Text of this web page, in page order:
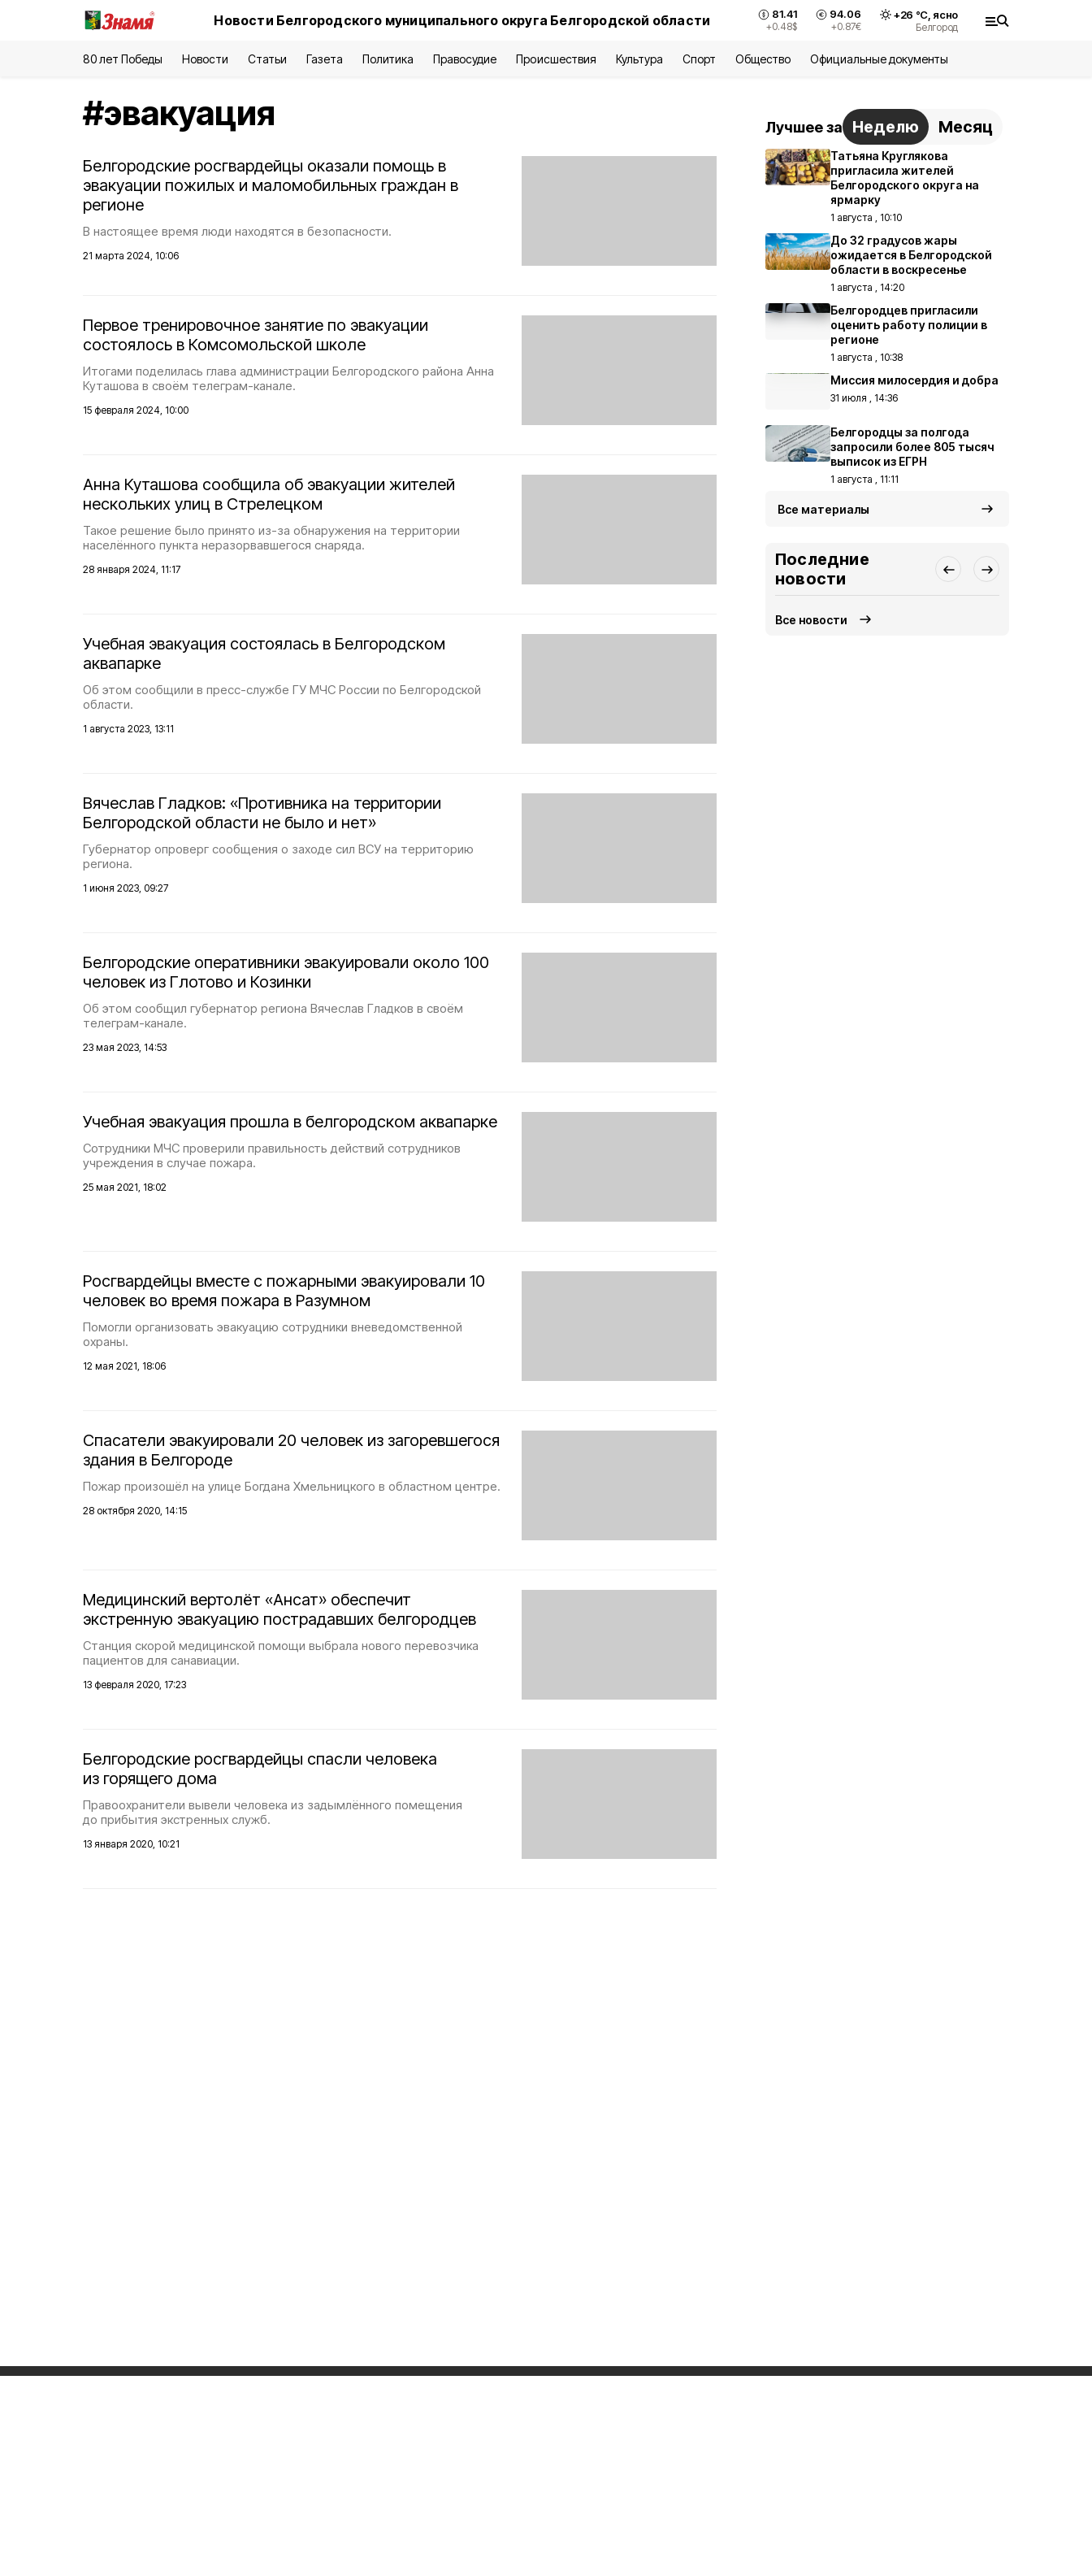
Новости Белгородского муниципального округа Белгородской области 81.41
+0.48$
94.06
+0.87€
+26 °С, ясно
Белгород
80 лет Победы Новости Статьи Газета Политика Правосудие Происшествия Культура Спорт Общество Официальные документы
#эвакуация
Белгородские росгвардейцы оказали помощь в
эвакуации пожилых и маломобильных граждан в
регионе
В настоящее время люди находятся в безопасности.
21 марта 2024, 10:06
Первое тренировочное занятие по эвакуации
состоялось в Комсомольской школе
Итогами поделилась глава администрации Белгородского района Анна
Куташова в своём телеграм-канале.
15 февраля 2024, 10:00
Анна Куташова сообщила об эвакуации жителей
нескольких улиц в Стрелецком
Такое решение было принято из-за обнаружения на территории
населённого пункта неразорвавшегося снаряда.
28 января 2024, 11:17
Учебная эвакуация состоялась в Белгородском
аквапарке
Об этом сообщили в пресс-службе ГУ МЧС России по Белгородской
области.
1 августа 2023, 13:11
Вячеслав Гладков: «Противника на территории
Белгородской области не было и нет»
Губернатор опроверг сообщения о заходе сил ВСУ на территорию
региона.
1 июня 2023, 09:27
Белгородские оперативники эвакуировали около 100
человек из Глотово и Козинки
Об этом сообщил губернатор региона Вячеслав Гладков в своём
телеграм-канале.
23 мая 2023, 14:53
Учебная эвакуация прошла в белгородском аквапарке
Сотрудники МЧС проверили правильность действий сотрудников
учреждения в случае пожара.
25 мая 2021, 18:02
Росгвардейцы вместе с пожарными эвакуировали 10
человек во время пожара в Разумном
Помогли организовать эвакуацию сотрудники вневедомственной
охраны.
12 мая 2021, 18:06
Спасатели эвакуировали 20 человек из загоревшегося
здания в Белгороде
Пожар произошёл на улице Богдана Хмельницкого в областном центре.
28 октября 2020, 14:15
Медицинский вертолёт «Ансат» обеспечит
экстренную эвакуацию пострадавших белгородцев
Станция скорой медицинской помощи выбрала нового перевозчика
пациентов для санавиации.
13 февраля 2020, 17:23
Белгородские росгвардейцы спасли человека
из горящего дома
Правоохранители вывели человека из задымлённого помещения
до прибытия экстренных служб.
13 января 2020, 10:21
Лучшее за Неделю Месяц
Татьяна Круглякова
пригласила жителей
Белгородского округа на
ярмарку
1 августа , 10:10
До 32 градусов жары
ожидается в Белгородской
области в воскресенье
1 августа , 14:20
Белгородцев пригласили
оценить работу полиции в
регионе
1 августа , 10:38
Миссия милосердия и добра
31 июля , 14:36
Белгородцы за полгода
запросили более 805 тысяч
выписок из ЕГРН
1 августа , 11:11
Все материалы
Последние
новости
Все новости